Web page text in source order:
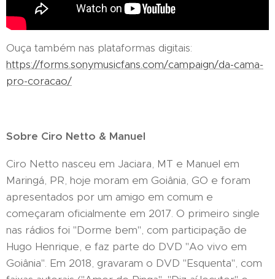
Ouça também nas plataformas digitais:
https://forms.sonymusicfans.com/campaign/da-cama-
pro-coracao/
Sobre Ciro Netto & Manuel
Ciro Netto nasceu em Jaciara, MT e Manuel em
Maringá, PR, hoje moram em Goiânia, GO e foram
apresentados por um amigo em comum e
começaram oficialmente em 2017. O primeiro single
nas rádios foi "Dorme bem", com participação de
Hugo Henrique, e faz parte do DVD "Ao vivo em
Goiânia". Em 2018, gravaram o DVD "Esquenta", com